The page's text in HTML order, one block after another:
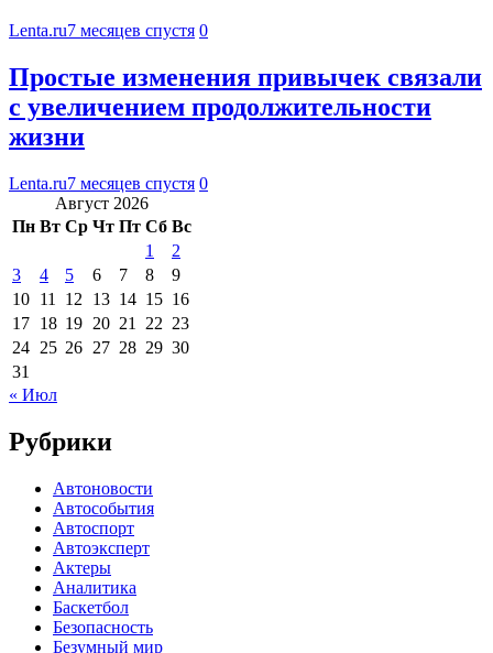
Lenta.ru7 месяцев спустя 0
Простые изменения привычек связали
с увеличением продолжительности
жизни
Lenta.ru7 месяцев спустя 0
Август 2026
Пн Вт Ср Чт Пт Сб Вс
1
2
3
4 5 6 7 8
9
10 11 12 13 14 15 16
17 18 19 20 21 22 23
24 25 26 27 28 29 30
31
« Июл
Рубрики
Автоновости
Автособытия
Автоспорт
Автоэксперт
Актеры
Аналитика
Баскетбол
Безопасность
Безумный мир